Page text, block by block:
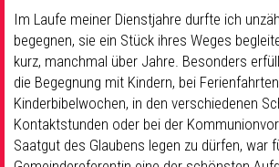
Im Laufe meiner Dienstjahre durfte ich
begegnen, sie ein Stück ihres Weges
kurz, manchmal über Jahre. Besonders
die Begegnung mit Kindern, bei
Kinderbibelwochen, in den verschiedenen
Kontaktstunden oder bei der
Saatgut des Glaubens legen zu dürfen, war